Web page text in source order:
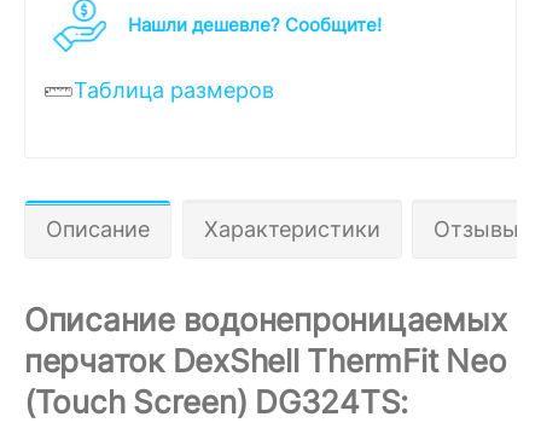
Нашли дешевле? Cообщите!
Таблица размеров
Описание Характеристики Отзывы 3
Описание водонепроницаемых
перчаток DexShell ThermFit Neo
(Touch Screen) DG324TS: